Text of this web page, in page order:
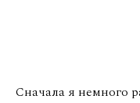
Сначала я немного